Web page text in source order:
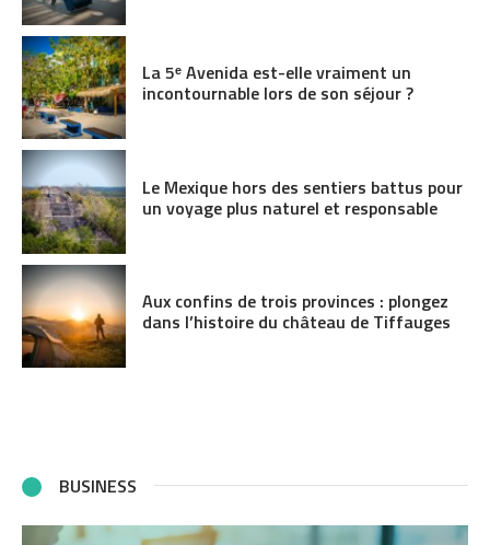
La 5ᵉ Avenida est-elle vraiment un
incontournable lors de son séjour ?
Le Mexique hors des sentiers battus pour
un voyage plus naturel et responsable
Aux confins de trois provinces : plongez
dans l’histoire du château de Tiffauges
BUSINESS